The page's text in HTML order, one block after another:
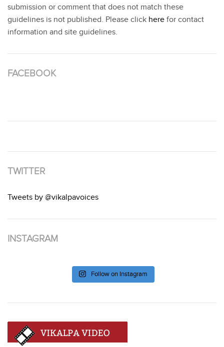
submission or comment that does not match these
guidelines is not published. Please click here for contact
information and site guidelines.
FACEBOOK
TWITTER
Tweets by @vikalpavoices
INSTAGRAM
Follow on Instagram